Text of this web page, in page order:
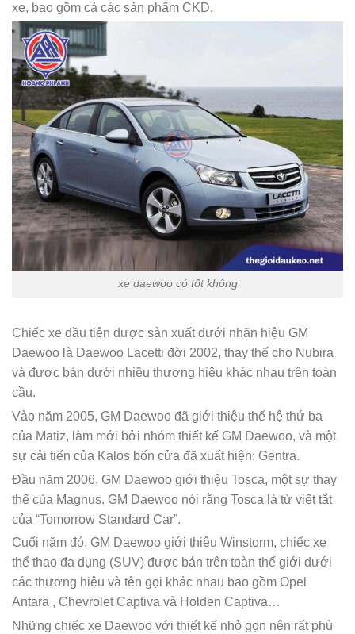
xe, bao gồm cả các sản phẩm CKD.
xe daewoo có tốt không
Chiếc xe đầu tiên được sản xuất dưới nhãn hiệu GM
Daewoo là Daewoo Lacetti đời 2002, thay thế cho Nubira
và được bán dưới nhiều thương hiệu khác nhau trên toàn
cầu.
Vào năm 2005, GM Daewoo đã giới thiệu thế hệ thứ ba
của Matiz, làm mới bởi nhóm thiết kế GM Daewoo, và một
sự cải tiến của Kalos bốn cửa đã xuất hiện: Gentra.
Đầu năm 2006, GM Daewoo giới thiệu Tosca, một sự thay
thế của Magnus. GM Daewoo nói rằng Tosca là từ viết tắt
của “Tomorrow Standard Car”.
Cuối năm đó, GM Daewoo giới thiệu Winstorm, chiếc xe
thể thao đa dụng (SUV) được bán trên toàn thế giới dưới
các thương hiệu và tên gọi khác nhau bao gồm Opel
Antara , Chevrolet Captiva và Holden Captiva…
Những chiếc xe Daewoo với thiết kế nhỏ gọn nên rất phù